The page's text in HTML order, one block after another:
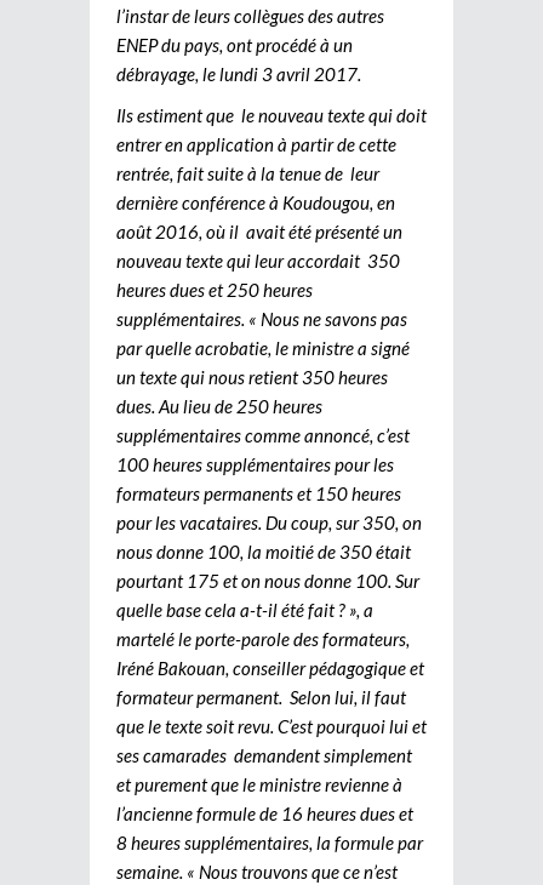
l’instar de leurs collègues des autres
ENEP du pays, ont procédé à un
débrayage, le lundi 3 avril 2017.
Ils estiment que le nouveau texte qui doit
entrer en application à partir de cette
rentrée, fait suite à la tenue de leur
dernière conférence à Koudougou, en
août 2016, où il avait été présenté un
nouveau texte qui leur accordait 350
heures dues et 250 heures
supplémentaires. « Nous ne savons pas
par quelle acrobatie, le ministre a signé
un texte qui nous retient 350 heures
dues. Au lieu de 250 heures
supplémentaires comme annoncé, c’est
100 heures supplémentaires pour les
formateurs permanents et 150 heures
pour les vacataires. Du coup, sur 350, on
nous donne 100, la moitié de 350 était
pourtant 175 et on nous donne 100. Sur
quelle base cela a-t-il été fait ? », a
martelé le porte-parole des formateurs,
Iréné Bakouan, conseiller pédagogique et
formateur permanent. Selon lui, il faut
que le texte soit revu. C’est pourquoi lui et
ses camarades demandent simplement
et purement que le ministre revienne à
l’ancienne formule de 16 heures dues et
8 heures supplémentaires, la formule par
semaine. « Nous trouvons que ce n’est